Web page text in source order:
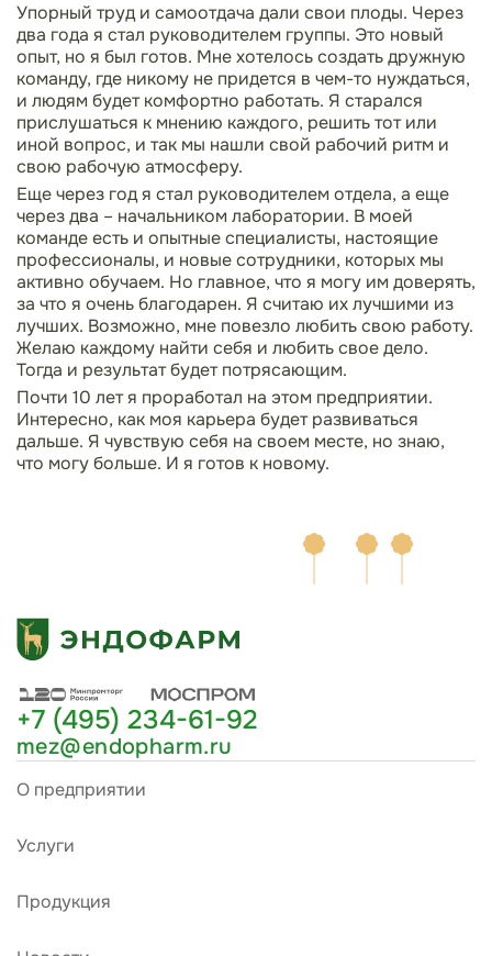
Упорный труд и самоотдача дали свои плоды. Через
два года я стал руководителем группы. Это новый
опыт, но я был готов. Мне хотелось создать дружную
команду, где никому не придется в чем-то нуждаться,
и людям будет комфортно работать. Я старался
прислушаться к мнению каждого, решить тот или
иной вопрос, и так мы нашли свой рабочий ритм и
свою рабочую атмосферу.
Еще через год я стал руководителем отдела, а еще
через два – начальником лаборатории. В моей
команде есть и опытные специалисты, настоящие
профессионалы, и новые сотрудники, которых мы
активно обучаем. Но главное, что я могу им доверять,
за что я очень благодарен. Я считаю их лучшими из
лучших. Возможно, мне повезло любить свою работу.
Желаю каждому найти себя и любить свое дело.
Тогда и результат будет потрясающим.
Почти 10 лет я проработал на этом предприятии.
Интересно, как моя карьера будет развиваться
дальше. Я чувствую себя на своем месте, но знаю,
что могу больше. И я готов к новому.
+7 (495) 234-61-92
mez@endopharm.ru
О предприятии
Услуги
Продукция